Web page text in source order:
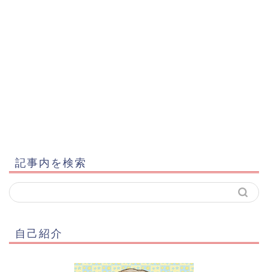
記事内を検索
自己紹介